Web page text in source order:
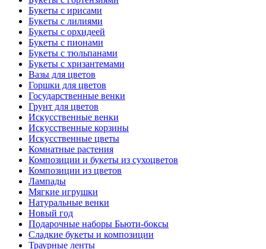
Букеты с ирисами
Букеты с лилиями
Букеты с орхидеей
Букеты с пионами
Букеты с тюльпанами
Букеты с хризантемами
Вазы для цветов
Горшки для цветов
Государственные венки
Грунт для цветов
Искусственные венки
Искусственные корзины
Искусственные цветы
Комнатные растения
Композиции и букеты из сухоцветов
Композиции из цветов
Лампады
Мягкие игрушки
Натуральные венки
Новый год
Подарочные наборы Бьюти-боксы
Сладкие букеты и композиции
Траурные ленты